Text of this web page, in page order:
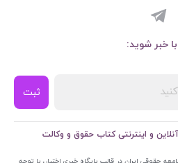
خبر شوید:
ثبت
و اینترنتی کتاب حقوق و وکالت